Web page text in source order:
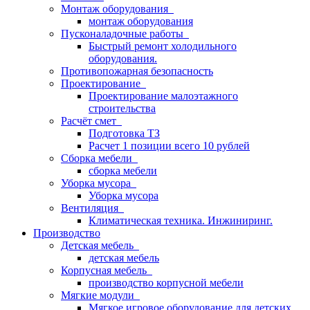
Монтаж оборудования
монтаж оборудования
Пусконаладочные работы
Быстрый ремонт холодильного
оборудования.
Противопожарная безопасность
Проектирование
Проектирование малоэтажного
строительства
Расчёт смет
Подготовка ТЗ
Расчет 1 позиции всего 10 рублей
Сборка мебели
сборка мебели
Уборка мусора
Уборка мусора
Вентиляция
Климатическая техника. Инжиниринг.
Производство
Детская мебель
детская мебель
Корпусная мебель
производство корпусной мебели
Мягкие модули
Мягкое игровое оборудование для детских